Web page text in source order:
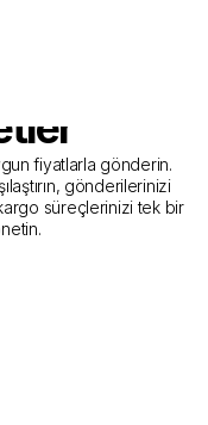
Sunan
fiyatlarla gönderin.
gönderilerinizi
süreçlerinizi tek bir